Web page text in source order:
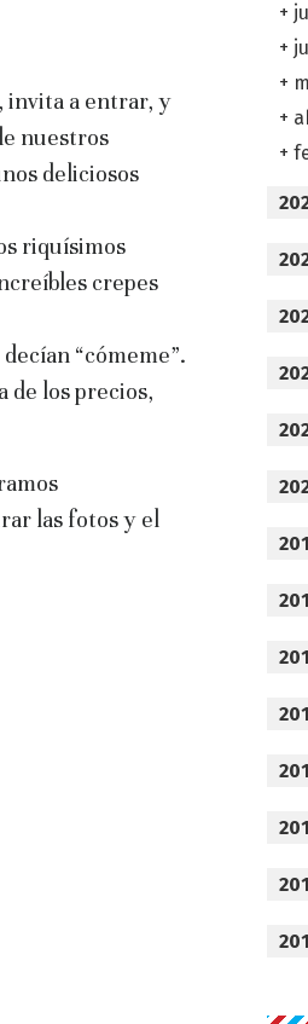
invita a entrar, y
nuestros
deliciosos
riquísimos
crepes
“cómeme”.
de los precios,
las fotos y el
+
+
+
+
+